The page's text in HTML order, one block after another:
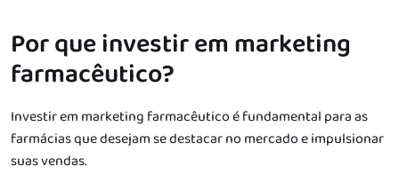
Por que investir em marketing
farmacêutico?
Investir em marketing farmacêutico é fundamental para as
farmácias que desejam se destacar no mercado e impulsionar
suas vendas.